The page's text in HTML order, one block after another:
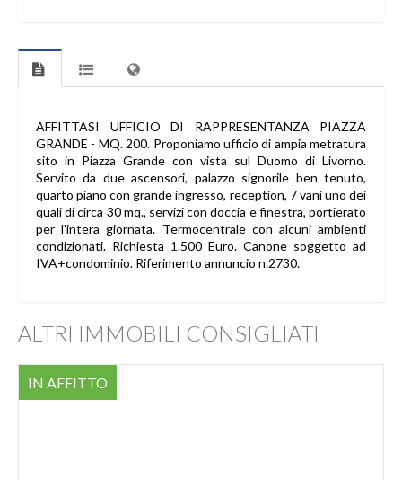
AFFITTASI UFFICIO DI RAPPRESENTANZA PIAZZA
GRANDE - MQ. 200. Proponiamo ufficio di ampia metratura
sito in Piazza Grande con vista sul Duomo di Livorno.
Servito da due ascensori, palazzo signorile ben tenuto,
quarto piano con grande ingresso, reception, 7 vani uno dei
quali di circa 30 mq., servizi con doccia e finestra, portierato
per l'intera giornata. Termocentrale con alcuni ambienti
condizionati. Richiesta 1.500 Euro. Canone soggetto ad
IVA+condominio. Riferimento annuncio n.2730.
ALTRI IMMOBILI CONSIGLIATI
IN AFFITTO